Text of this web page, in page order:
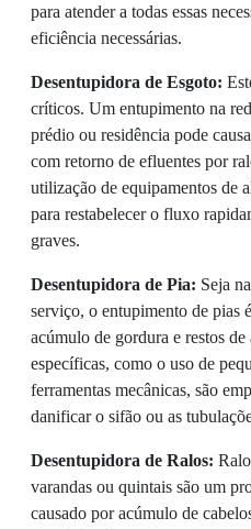
para atender a todas essas
eficiência necessárias.
Desentupidora de Esgoto:
críticos. Um entupimento na
prédio ou residência pode
com retorno de efluentes por
utilização de equipamentos de
para restabelecer o fluxo
graves.
Desentupidora de Pia: Seja
serviço, o entupimento de pias
acúmulo de gordura e restos
específicas, como o uso de
ferramentas mecânicas, são
danificar o sifão ou as
Desentupidora de Ralos:
varandas ou quintais são um
causado por acúmulo de